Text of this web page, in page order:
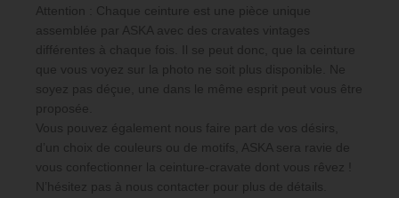
Attention : Chaque ceinture est une pièce unique
assemblée par ASKA avec des cravates vintages
différentes à chaque fois. Il se peut donc, que la ceinture
que vous voyez sur la photo ne soit plus disponible. Ne
soyez pas déçue, une dans le même esprit peut vous être
proposée.
Vous pouvez également nous faire part de vos désirs,
d’un choix de couleurs ou de motifs, ASKA sera ravie de
vous confectionner la ceinture-cravate dont vous rêvez !
N’hésitez pas à nous contacter pour plus de détails.